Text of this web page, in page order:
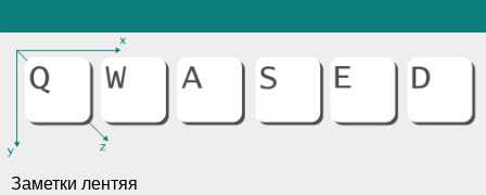
Заметки лентяя